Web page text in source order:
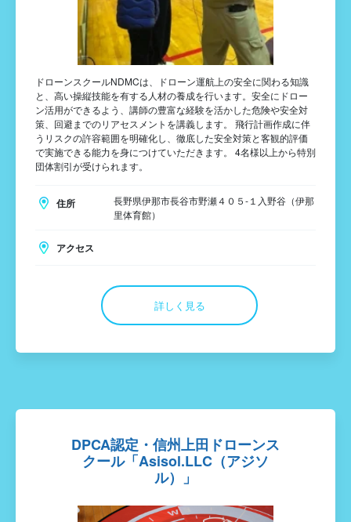
ドローンスクールNDMCは、ドローン運航上の安全に関わる知識
と、高い操縦技能を有する人材の養成を行います。安全にドロー
ン活用ができるよう、講師の豊富な経験を活かした危険や安全対
策、回避までのリアセスメントを講義します。 飛行計画作成に伴
うリスクの許容範囲を明確化し、徹底した安全対策と客観的評価
で実施できる能力を身につけていただきます。 4名様以上から特別
団体割引が受けられます。
住所
長野県伊那市長谷市野瀬４０５-１入野谷（伊那
里体育館）
アクセス
詳しく見る
DPCA認定・信州上田ドローンス
クール「Asisol.LLC（アジソ
ル）」